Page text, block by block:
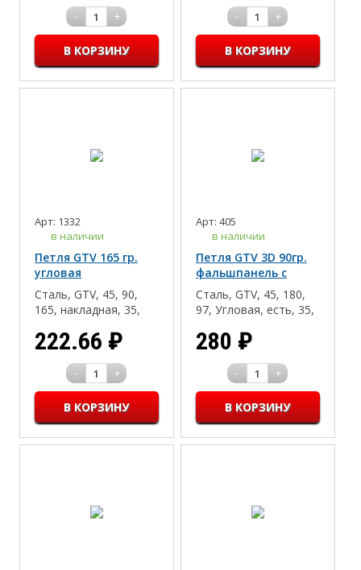
- 1 + - 1 +
Арт: 1332
в наличии
Петля GTV 165 гр.
угловая
Сталь, GTV, 45, 90,
165, накладная, 35,
монтаж), 16-18, Дсп/
222.66 ₽
- 1 +
Арт: 405
в наличии
Петля GTV 3D 90гр.
фальшпанель с
доводчиком с Н-0,с
3D регулировкой
(Эконом)
Сталь, GTV, 45, 180,
97, Угловая, есть, 35,
монтаж), 16-18, Дсп/
280 ₽
- 1 +